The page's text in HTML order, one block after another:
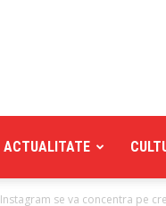
ACTUALITATE
Instagram se va concentra pe